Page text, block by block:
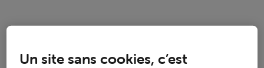
Un site sans cookies, c’est